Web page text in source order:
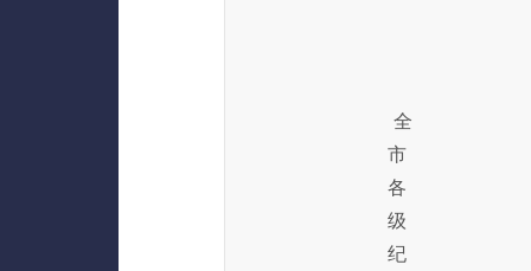
全
市
各
级
纪